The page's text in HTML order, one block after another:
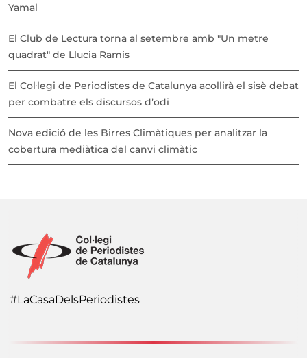
Yamal
El Club de Lectura torna al setembre amb "Un metre
quadrat" de Llucia Ramis
El Col·legi de Periodistes de Catalunya acollirà el sisè debat
per combatre els discursos d’odi
Nova edició de les Birres Climàtiques per analitzar la
cobertura mediàtica del canvi climàtic
#LaCasaDelsPeriodistes